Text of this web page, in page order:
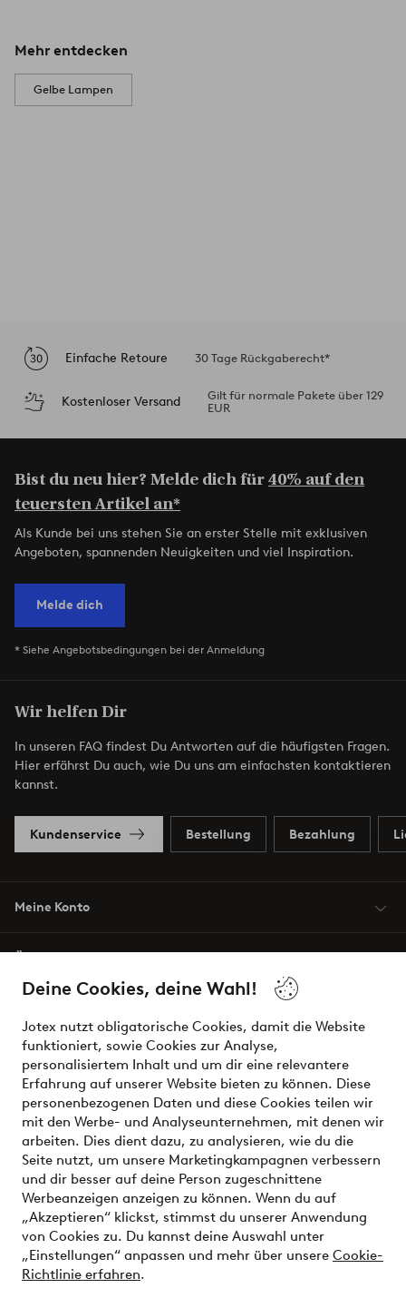
Deine Cookies, deine Wahl!
Jotex nutzt obligatorische Cookies, damit die Website
funktioniert, sowie Cookies zur Analyse,
personalisiertem Inhalt und um dir eine relevantere
Erfahrung auf unserer Website bieten zu können. Diese
personenbezogenen Daten und diese Cookies teilen wir
mit den Werbe- und Analyseunternehmen, mit denen wir
arbeiten. Dies dient dazu, zu analysieren, wie du die
Seite nutzt, um unsere Marketingkampagnen verbessern
und dir besser auf deine Person zugeschnittene
Werbeanzeigen anzeigen zu können. Wenn du auf
„Akzeptieren“ klickst, stimmst du unserer Anwendung
von Cookies zu. Du kannst deine Auswahl unter
„Einstellungen“ anpassen und mehr über unsere Cookie-
Richtlinie erfahren.
Mehr entdecken
Gelbe Lampen
Einfache Retoure 30 Tage Rückgaberecht*
Kostenloser Versand
Gilt für normale Pakete über 129
EUR
Bist du neu hier? Melde dich für40% auf den
teuersten Artikel an*
Als Kunde bei uns stehen Sie an erster Stelle mit exklusiven
Angeboten, spannenden Neuigkeiten und viel Inspiration.
Melde dich
* Siehe Angebotsbedingungen bei der Anmeldung
Wir helfen Dir
In unseren FAQ findest Du Antworten auf die häufigsten Fragen.
Hier erfährst Du auch, wie Du uns am einfachsten kontaktieren
kannst.
Kundenservice Bestellung Bezahlung
Meine Konto
Bedingungen
Sichere Zahlungen - Jetzt bezahlen oder aufteilen
Möchtest du mehr über unsere
Zahlungsmöglichkeitenerfahren?